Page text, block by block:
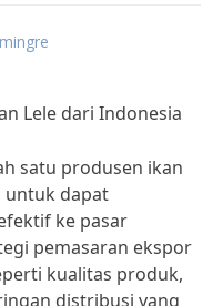
Lele dari Indonesia
satu produsen ikan
untuk dapat
ke pasar
pemasaran ekspor
kualitas produk,
distribusi yang